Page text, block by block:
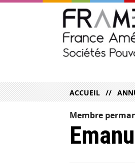
ACCUEIL
Membre